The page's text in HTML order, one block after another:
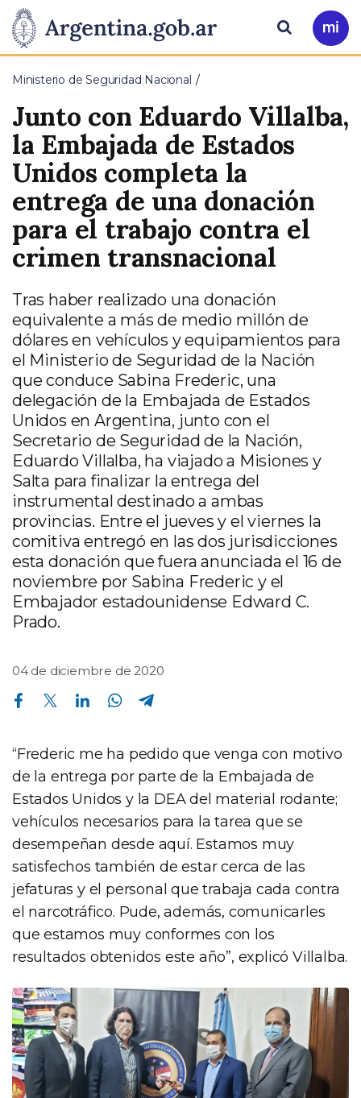
Presidencia
de
la
Nación
Pasar al contenido principal
Ir
a
Buscar
Ministerio de Seguridad Nacional
Junto con Eduardo Villalba,
la Embajada de Estados
Unidos completa la
entrega de una donación
para el trabajo contra el
crimen transnacional
Tras haber realizado una donación
equivalente a más de medio millón de
dólares en vehículos y equipamientos para
el Ministerio de Seguridad de la Nación
que conduce Sabina Frederic, una
delegación de la Embajada de Estados
Unidos en Argentina, junto con el
Secretario de Seguridad de la Nación,
Eduardo Villalba, ha viajado a Misiones y
Salta para finalizar la entrega del
instrumental destinado a ambas
provincias. Entre el jueves y el viernes la
comitiva entregó en las dos jurisdicciones
esta donación que fuera anunciada el 16 de
noviembre por Sabina Frederic y el
Embajador estadounidense Edward C.
Prado.
04 de diciembre de 2020
Compartir en Facebook Compartir en Twitter Compartir en Linkedin Compartir en Whatsapp
“Frederic me ha pedido que venga con motivo
de la entrega por parte de la Embajada de
Estados Unidos y la DEA del material rodante;
vehículos necesarios para la tarea que se
desempeñan desde aquí. Estamos muy
satisfechos también de estar cerca de las
jefaturas y el personal que trabaja cada contra
el narcotráfico. Pude, además, comunicarles
que estamos muy conformes con los
resultados obtenidos este año”, explicó Villalba.